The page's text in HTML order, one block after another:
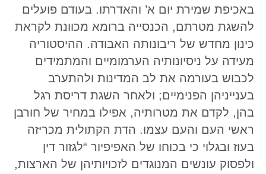
באכיפת שמירת יום א’ והאדרתו. בעודם פועלים
להשגת מטרתם, הכנסייה ברומא מכוונת לקראת
כינון מחדש של ריבונותה האבודה. ההיסטוריה
מעידה על ניסיונותיה הערמומיים והמתמידים
לכבוש בעורמה את לב המדינות ולהתערב
בענייניהן הפנימיים; ולאחר השגת דריסת רגל
בהן, לקדם את מטרותיה, אפילו במחיר של חורבן
ראשי העם והעם עצמו. הדת הקתולית מכריזה
בעוז ובגלוי כי בכוחו של האפיפיור “לגזור דין
ולפסוק עונשים המנוגדים לזכויותיהן של הארצות,